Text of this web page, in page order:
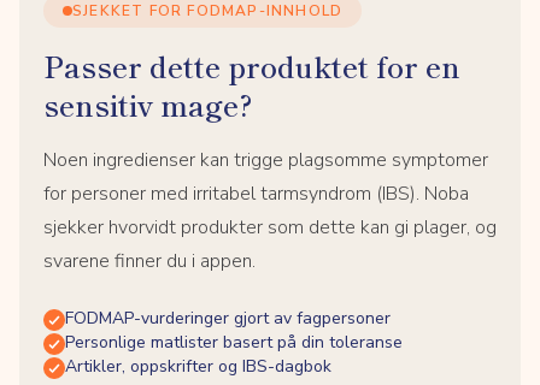
SJEKKET FOR FODMAP-INNHOLD
Passer dette produktet for en
sensitiv mage?
Noen ingredienser kan trigge plagsomme symptomer
for personer med irritabel tarmsyndrom (IBS). Noba
sjekker hvorvidt produkter som dette kan gi plager, og
svarene finner du i appen.
FODMAP-vurderinger gjort av fagpersoner
Personlige matlister basert på din toleranse
Artikler, oppskrifter og IBS-dagbok